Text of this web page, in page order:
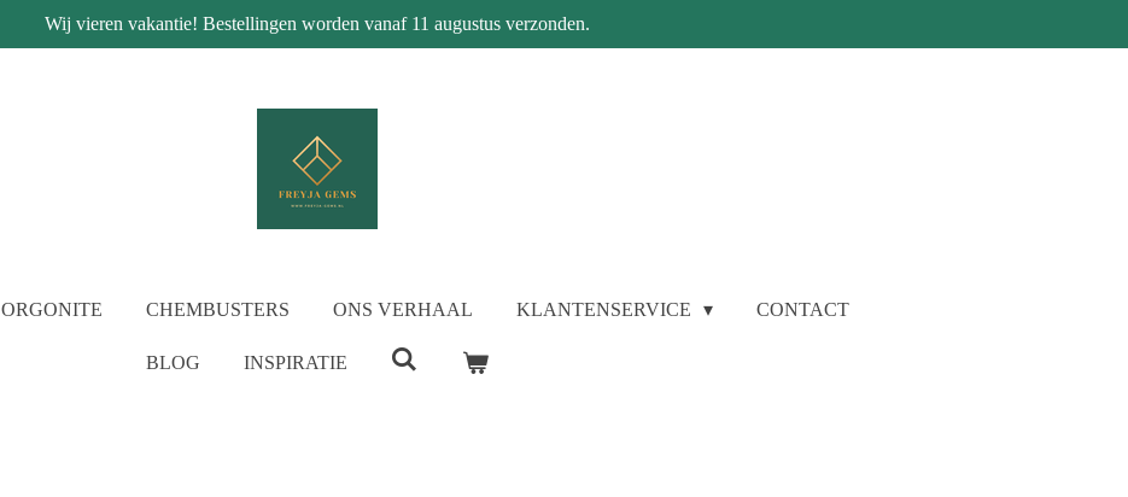
Wij vieren vakantie! Bestellingen worden vanaf 11 augustus verzonden.
ORGONITE CHEMBUSTERS ONS VERHAAL KLANTENSERVICE CONTACT
BLOG INSPIRATIE